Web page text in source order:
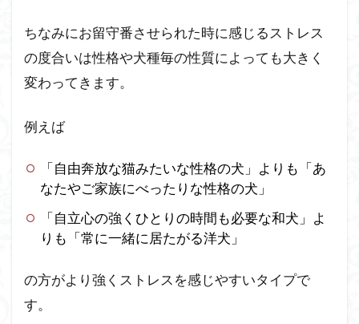
番の
レス
はお
30分
感じ
続け
てい
る
2
の
ト
ちなみにお留守番させられた時に感じるストレス
の度合いは性格や犬種毎の性質によっても大きく
変わってきます。
例えば
「自由奔放な猫みたいな性格の犬」よりも「あ
なたやご家族にべったりな性格の犬」
「自立心の強くひとりの時間も必要な和犬」よ
りも「常に一緒に居たがる洋犬」
の方がより強くストレスを感じやすいタイプで
す。